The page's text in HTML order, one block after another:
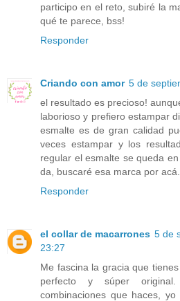
participo en el reto, subiré la
qué te parece, bss!
Responder
Criando con amor 5 de
el resultado es precioso!
laborioso y prefiero estampar
esmalte es de gran calidad
veces estampar y los
regular el esmalte se queda
da, buscaré esa marca por
Responder
el collar de macarrones 5 de
23:27
Me fascina la gracia que
perfecto y súper
combinaciones que haces,